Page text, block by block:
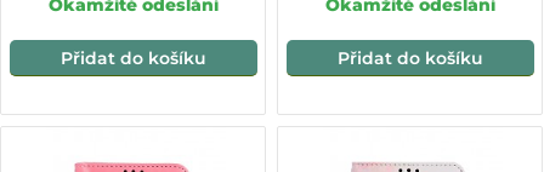
Okamžité odeslání
Přidat do košíku
Okamžité odeslání
Přidat do košíku